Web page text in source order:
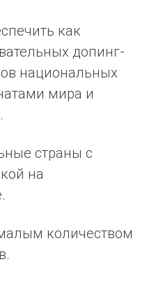
как
допинг-
национальных
мира и
страны с
на
количеством